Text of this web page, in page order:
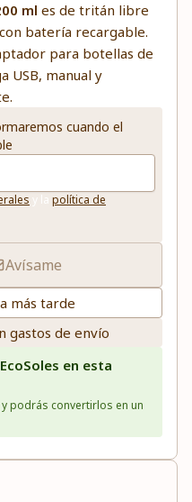
ml es de tritán libre
batería recargable.
para botellas de
USB, manual y
cuando el
y la política de
Avísame
más tarde
gastos de envío
en esta
podrás convertirlos en un